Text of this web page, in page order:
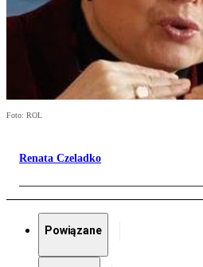
Foto: ROL
Renata Czeladko
Powiązane